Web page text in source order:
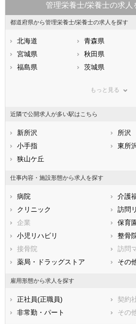
管理栄養士/栄養士の求人
都道府県から管理栄養士/栄養士の求人を探す
北海道 青森県
宮城県
秋田県
福島県
茨城県
神奈川県
石川県
福井県
静岡県
滋賀県
兵庫県
香川県
福岡県
熊本県
鹿児島県
もっと見る
近隣で公開求人が多い駅はこちら
新所沢
所沢
小手指
東所
狭山ケ丘
仕事内容・施設形態から求人を探す
病院
介護
クリニック
訪問
企業
保育
小児リハビリ
整骨
接骨院
訪問
薬局・ドラッグストア
その
雇用形態から求人を探す
正社員(正職員)
契約
非常勤・パート
その